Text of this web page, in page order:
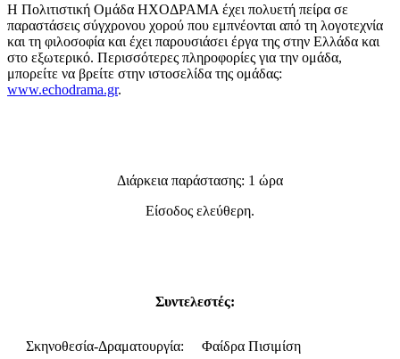
Η Πολιτιστική Ομάδα ΗΧΟΔΡΑΜΑ έχει πολυετή πείρα σε
παραστάσεις σύγχρονου χορού που εμπνέονται από τη λογοτεχνία
και τη φιλοσοφία και έχει παρουσιάσει έργα της στην Ελλάδα και
στο εξωτερικό. Περισσότερες πληροφορίες για την ομάδα,
μπορείτε να βρείτε στην ιστοσελίδα της ομάδας:
www.echodrama.gr.
Διάρκεια παράστασης: 1 ώρα
Είσοδος ελεύθερη.
Συντελεστές:
Σκηνοθεσία-Δραματουργία:
Φαίδρα Πισιμίση